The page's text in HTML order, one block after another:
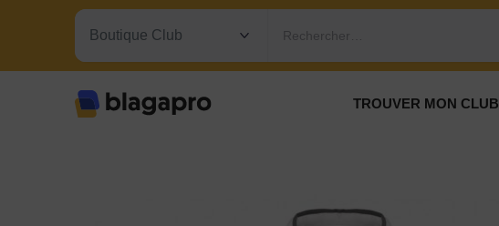
Rechercher…
TROUVER MON CLUB